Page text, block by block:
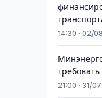
14:30 · 02/08
21:00 · 31/07